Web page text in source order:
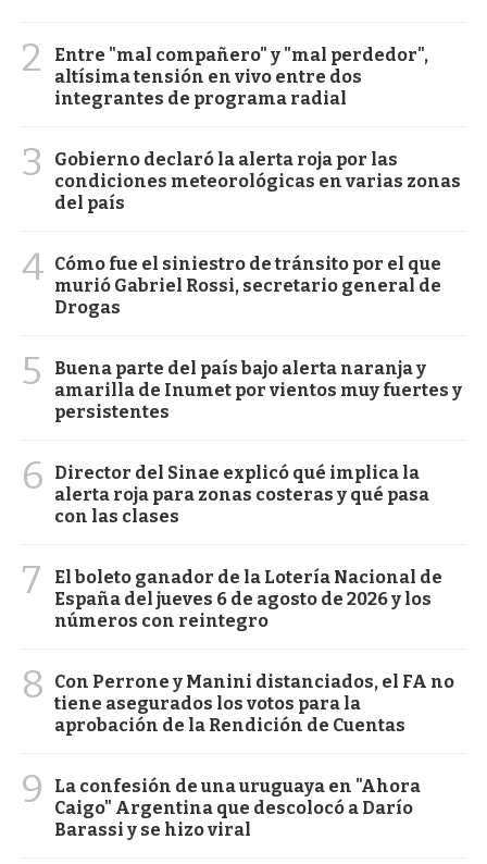
2
Entre "mal compañero" y "mal perdedor",
altísima tensión en vivo entre dos
integrantes de programa radial
3
Gobierno declaró la alerta roja por las
condiciones meteorológicas en varias zonas
del país
4 Cómo fue el siniestro de tránsito por el que
murió Gabriel Rossi, secretario general de
Drogas
5
Buena parte del país bajo alerta naranja y
amarilla de Inumet por vientos muy fuertes y
persistentes
6
Director del Sinae explicó qué implica la
alerta roja para zonas costeras y qué pasa
con las clases
7
El boleto ganador de la Lotería Nacional de
España del jueves 6 de agosto de 2026 y los
números con reintegro
8
Con Perrone y Manini distanciados, el FA no
tiene asegurados los votos para la
aprobación de la Rendición de Cuentas
9
La confesión de una uruguaya en "Ahora
Caigo" Argentina que descolocó a Darío
Barassi y se hizo viral